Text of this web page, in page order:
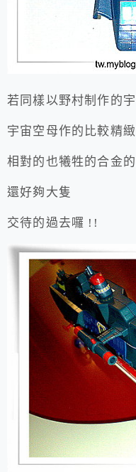
若同樣以野村制作的
宇宙空母作的比較精緻
相對的也犧牲的合金
還好夠大隻
交待的過去囉 !!